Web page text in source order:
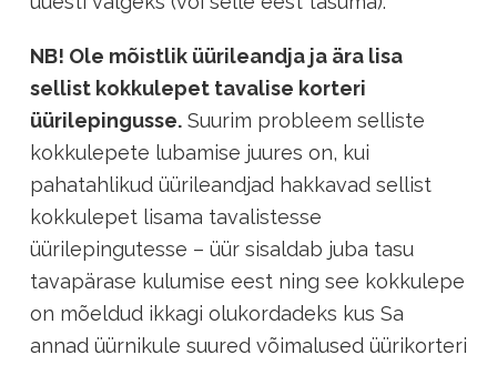
NB! Ole mõistlik üürileandja ja ära lisa
sellist kokkulepet tavalise korteri
üürilepingusse. Suurim probleem selliste
kokkulepete lubamise juures on, kui
pahatahlikud üürileandjad hakkavad sellist
kokkulepet lisama tavalistesse
üürilepingutesse – üür sisaldab juba tasu
tavapärase kulumise eest ning see kokkulepe
on mõeldud ikkagi olukordadeks kus Sa
annad üürnikule suured võimalused üürikorteri